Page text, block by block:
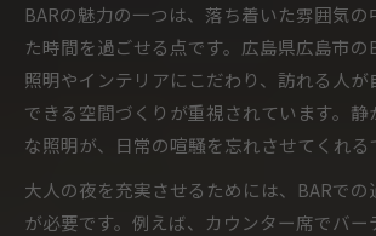
BAR選びで大切な大人のこだわ
BARの魅力とステージ演出を広島市
BARの雰囲気とステージ演出の
広島市で注目のBARステージの
BAR体験を豊かにするステージ
大人が満足するBAR空間のポイ
BARの魅力の一つは、落ち着いた雰囲気の
た時間を過ごせる点です。広島県広島市の
照明やインテリアにこだわり、訪れる人が
できる空間づくりが重視されています。
な照明が、日常の喧騒を忘れさせてくれる
大人の夜を充実させるためには、BARで
が必要です。例えば、カウンター席でバ